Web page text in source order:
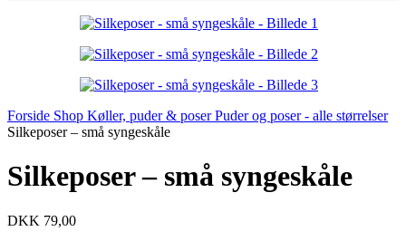
Forside Shop Køller, puder & poserPuder og poser - alle størrelser
Silkeposer – små syngeskåle
Silkeposer – små syngeskåle
DKK 79,00